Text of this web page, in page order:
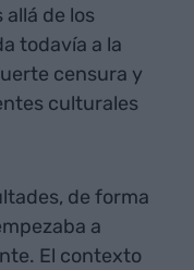
de los
todavía a la
censura y
culturales
de forma
a
El contexto